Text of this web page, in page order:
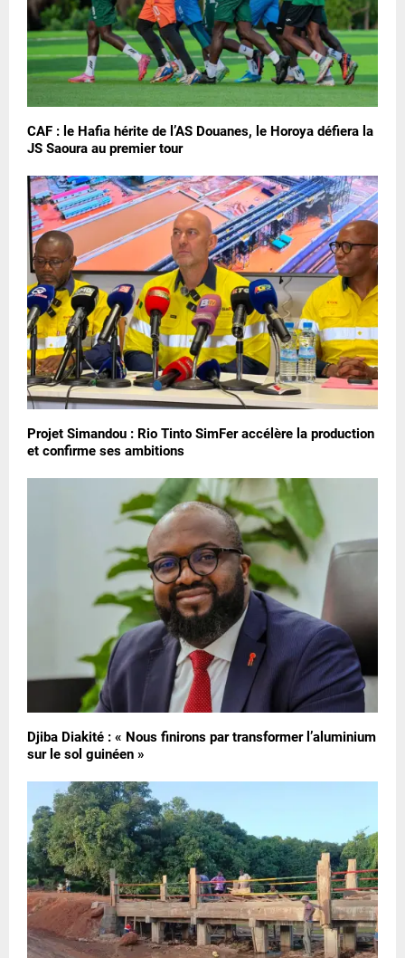
CAF : le Hafia hérite de l’AS Douanes, le Horoya défiera la
JS Saoura au premier tour
Projet Simandou : Rio Tinto SimFer accélère la production
et confirme ses ambitions
Djiba Diakité : « Nous finirons par transformer l’aluminium
sur le sol guinéen »